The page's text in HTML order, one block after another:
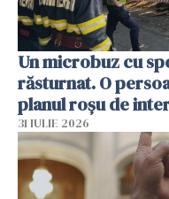
Un microbuz cu
răsturnat. O
planul roșu de
31 IULIE 2026